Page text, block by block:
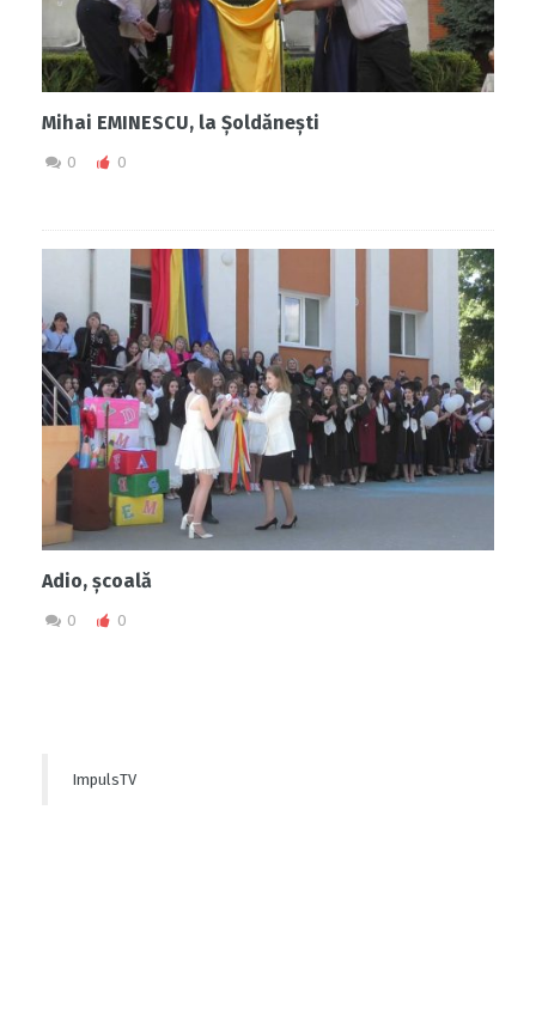
Mihai EMINESCU, la Șoldănești
0 0
Adio, școală
0 0
ImpulsTV